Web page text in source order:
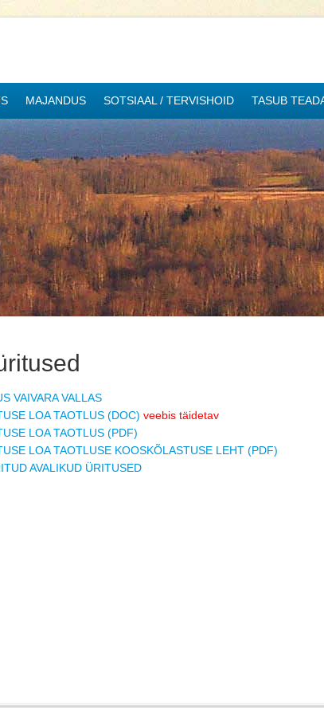
MAJANDUS SOTSIAAL / TERVISHOID TASUB
VAIVARA VALLAS
LOA TAOTLUS (DOC) veebis täidetav
LOA TAOTLUS (PDF)
LOA TAOTLUSE KOOSKÕLASTUSE LEHT (PDF)
AVALIKUD ÜRITUSED